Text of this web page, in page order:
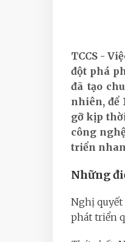
TCCS -
đột phá
đã tạo
nhiên, để
gỡ kịp
công
triển
Những
Nghị quyết
phát triển